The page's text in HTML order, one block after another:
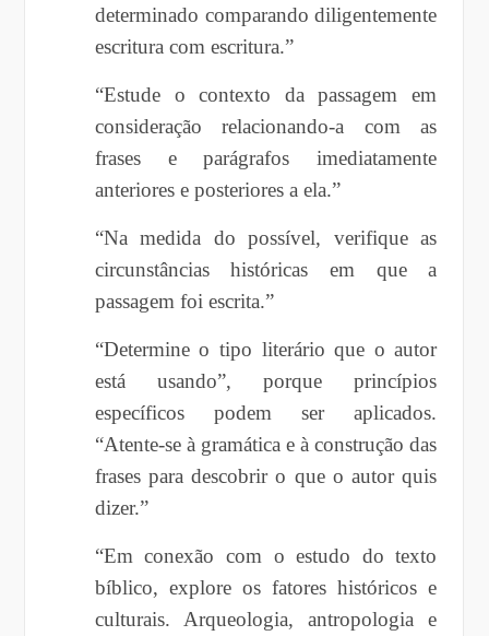
determinado comparando diligentemente
escritura com escritura.”
“Estude o contexto da passagem em
consideração relacionando-a com as
frases e parágrafos imediatamente
anteriores e posteriores a ela.”
“Na medida do possível, verifique as
circunstâncias históricas em que a
passagem foi escrita.”
“Determine o tipo literário que o autor
está usando”, porque princípios
específicos podem ser aplicados.
“Atente-se à gramática e à construção das
frases para descobrir o que o autor quis
dizer.”
“Em conexão com o estudo do texto
bíblico, explore os fatores históricos e
culturais. Arqueologia, antropologia e